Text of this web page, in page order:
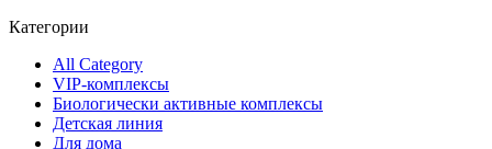
Категории
All Category
VIP-комплексы
Биологически активные комплексы
Детская линия
Для дома